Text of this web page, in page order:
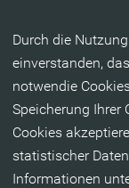
Durch die
einverstanden,
notwendie
Speicherung Ihrer
Cookies
statistischer
Informationen